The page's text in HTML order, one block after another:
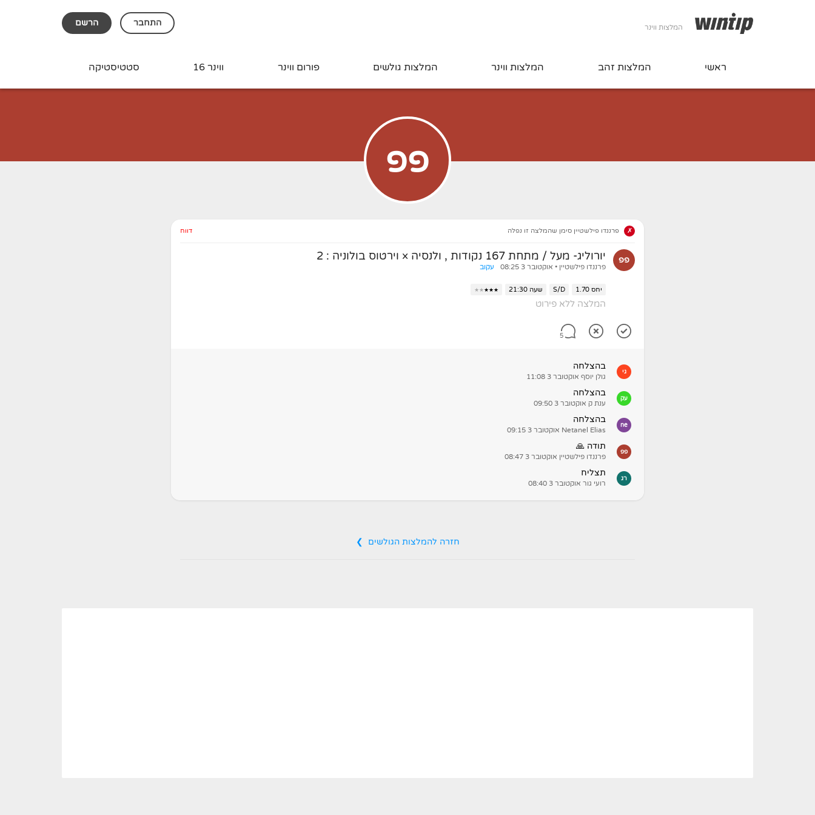
המלצות ווינר התחבר הרשם
ראשי המלצות זהב המלצות ווינר המלצות גולשים פורום ווינר ווינר 16 סטטיסטיקה
פפ
פרננדו פילשטיין סימן שהמלצה זו נפלה דווח
פפ יורוליג- מעל / מתחת 167 נקודות , ולנסיה × וירטוס בולוניה :
2
פרננדו פילשטיין • אוקטובר 3 08:25 עקוב
יחס 1.70 S/D שעה 21:30 ★
★
★
★
★
המלצה ללא פירוט
5
גי
בהצלחה
גולן יוסף אוקטובר 3 11:08
עק
בהצלחה
ענת ק אוקטובר 3 09:50
ne
בהצלחה
Netanel Elias אוקטובר 3 09:15
פפ
תודה 🙏
פרננדו פילשטיין אוקטובר 3 08:47
רג
תצליח
רועי גור אוקטובר 3 08:40
חזרה להמלצות הגולשים ❯